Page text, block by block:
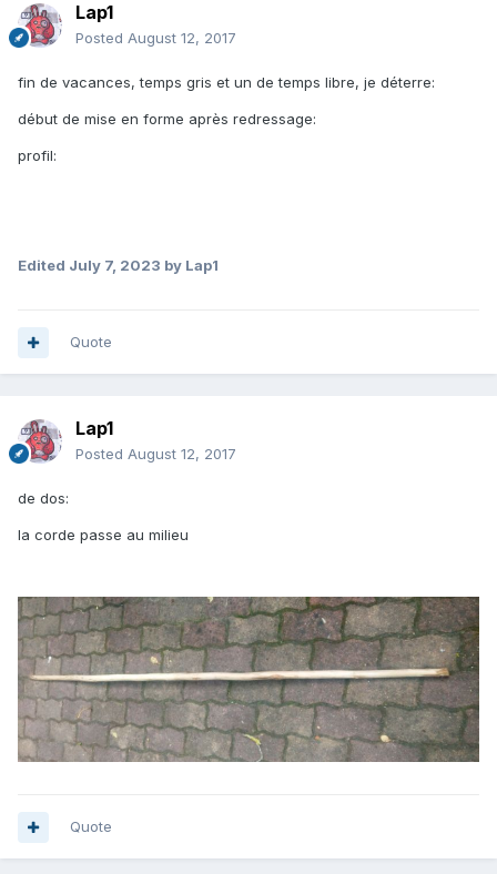
Lap1
Posted August 12, 2017
fin de vacances, temps gris et un de temps libre, je déterre:
début de mise en forme après redressage:
profil:
Edited July 7, 2023 by Lap1
Quote
Lap1
Posted August 12, 2017
de dos:
la corde passe au milieu
Quote